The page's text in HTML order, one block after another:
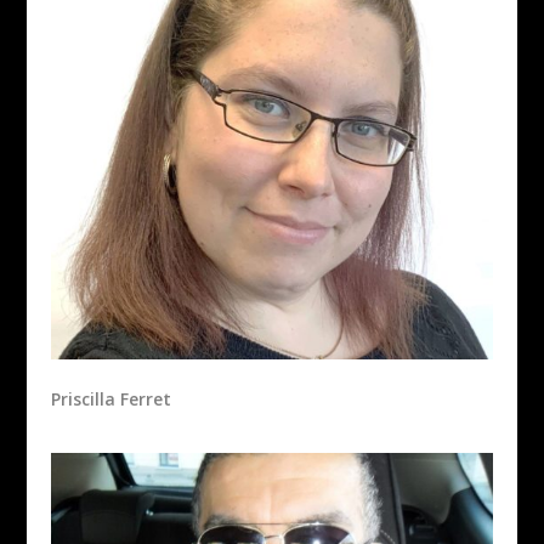
Priscilla Ferret